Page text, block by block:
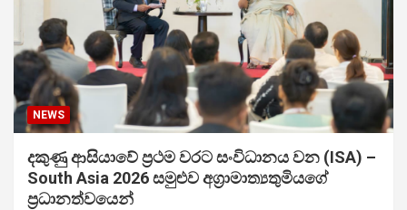
NEWS
දකුණු ආසියාවේ ප්‍රථම වරට සංවිධානය වන (ISA) –
South Asia 2026 සමුළුව අග්‍රාමාත්‍යතුමියගේ
ප්‍රධානත්වයෙන්